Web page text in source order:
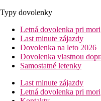
telefón
LCD TV
vlastné sociálne
minibar (zadarmo,
nápojmi a pivom.
trezor (zadarmo)
balkón
Typy dovolenky
Letná dovolenka pri mori
Last minute zájazdy
Dovolenka na leto 2026
Dovolenka vlastnou
Samostatné letenky
Last minute zájazdy
Letná dovolenka pri mori